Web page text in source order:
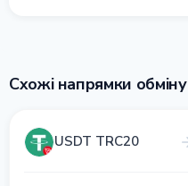
Схожі напрямки обміну
USDT TRC20